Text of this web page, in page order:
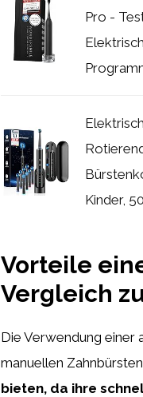
Pro -
Kinder,
Vorteile
Vergleich
Die Verwendung einer
manuellen
bieten, da ihre